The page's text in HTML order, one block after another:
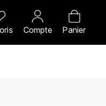
Compte Panier